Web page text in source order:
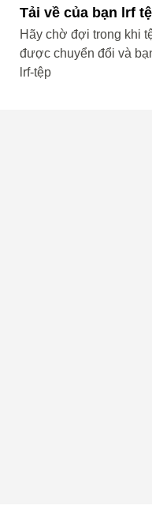
Tải về của bạn lrf
Hãy chờ đợi trong khi
được chuyển đổi và
lrf-tệp